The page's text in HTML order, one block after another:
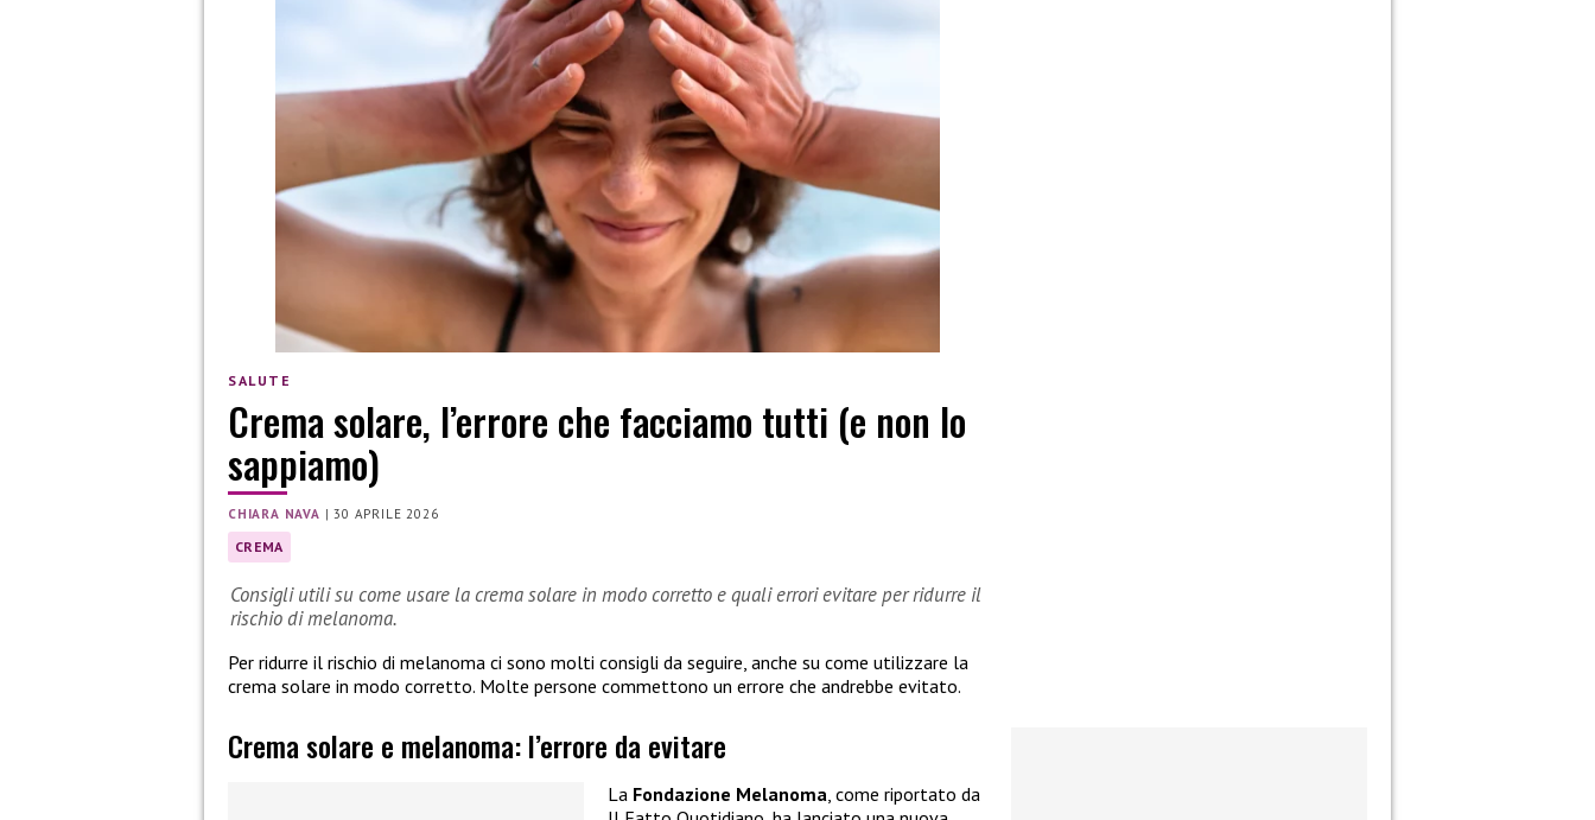
SALUTE
Crema solare, l’errore che facciamo tutti (e non lo
sappiamo)
CHIARA NAVA |30 APRILE 2026
CREMA
Consigli utili su come usare la crema solare in modo corretto e quali errori evitare per ridurre il
rischio di melanoma.
Per ridurre il rischio di melanoma ci sono molti consigli da seguire, anche su come utilizzare la
crema solare in modo corretto. Molte persone commettono un errore che andrebbe evitato.
Crema solare e melanoma: l’errore da evitare
La Fondazione Melanoma, come riportato da